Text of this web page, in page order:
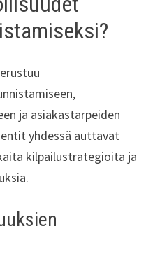
ja asiakastarpeiden
yhdessä auttavat
kilpailustrategioita ja